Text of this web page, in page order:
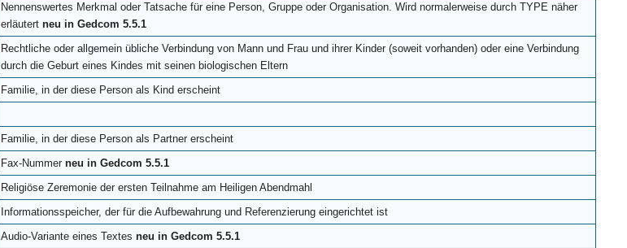
Nennenswertes Merkmal oder Tatsache für eine Person, Gruppe oder Organisation. Wird normalerweise durch TYPE näher
erläutert neu in Gedcom 5.5.1
Rechtliche oder allgemein übliche Verbindung von Mann und Frau und ihrer Kinder (soweit vorhanden) oder eine Verbindung
durch die Geburt eines Kindes mit seinen biologischen Eltern
Familie, in der diese Person als Kind erscheint
Familie, in der diese Person als Partner erscheint
Fax-Nummer neu in Gedcom 5.5.1
Religiöse Zeremonie der ersten Teilnahme am Heiligen Abendmahl
Informationsspeicher, der für die Aufbewahrung und Referenzierung eingerichtet ist
Audio-Variante eines Textes neu in Gedcom 5.5.1